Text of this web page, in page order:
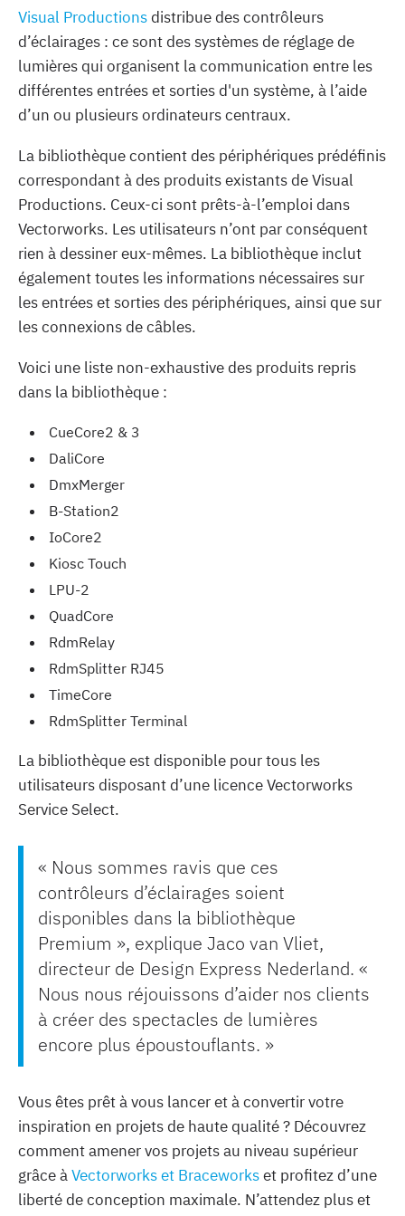
Visual Productionsdistribue des contrôleurs
d’éclairages : ce sont des systèmes de réglage de
lumières qui organisent la communication entre les
différentes entrées et sorties d'un système, à l’aide
d’un ou plusieurs ordinateurs centraux.
La bibliothèque contient des périphériques prédéfinis
correspondant à des produits existants de Visual
Productions. Ceux-ci sont prêts-à-l’emploi dans
Vectorworks. Les utilisateurs n’ont par conséquent
rien à dessiner eux-mêmes. La bibliothèque inclut
également toutes les informations nécessaires sur
les entrées et sorties des périphériques, ainsi que sur
les connexions de câbles.
Voici une liste non-exhaustive des produits repris
dans la bibliothèque :
CueCore2 & 3
DaliCore
DmxMerger
B-Station2
IoCore2
Kiosc Touch
LPU-2
QuadCore
RdmRelay
RdmSplitter RJ45
TimeCore
RdmSplitter Terminal
La bibliothèque est disponible pour tous les
utilisateurs disposant d’une licence Vectorworks
Service Select.
« Nous sommes ravis que ces
contrôleurs d’éclairages soient
disponibles dans la bibliothèque
Premium », explique Jaco van Vliet,
directeur de Design Express Nederland. «
Nous nous réjouissons d’aider nos clients
à créer des spectacles de lumières
encore plus époustouflants. »
‍Vous êtes prêt à vous lancer et à convertir votre
inspiration en projets de haute qualité ? Découvrez
comment amener vos projets au niveau supérieur
grâce àVectorworks et Braceworkset profitez d’une
liberté de conception maximale. N’attendez plus et